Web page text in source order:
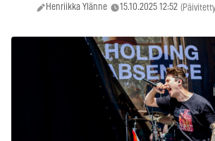
Henriikka Ylänne 15.10.2025 12:52